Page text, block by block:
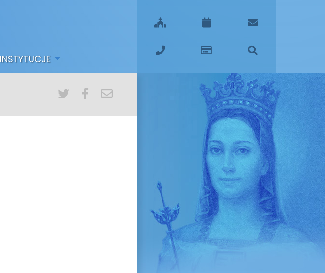
INSTYTUCJE